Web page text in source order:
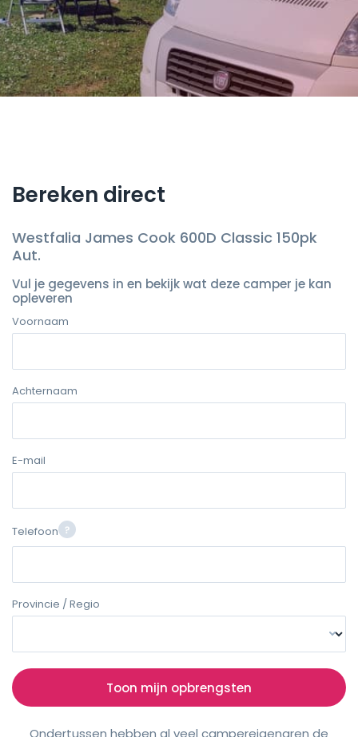
Bereken direct
Westfalia James Cook 600D Classic 150pk
Aut.
Vul je gegevens in en bekijk wat deze camper je kan
opleveren
Voornaam
Achternaam
E-mail
Telefoon
Provincie / Regio
Toon mijn opbrengsten
Ondertussen hebben al veel campereigenaren de